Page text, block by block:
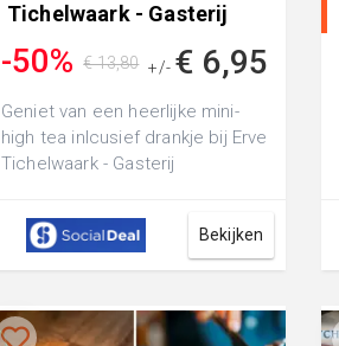
Tichelwaark - Gasterij
-50% +/- € 6,95
€ 13,80
Geniet van een heerlijke mini-
high tea inlcusief drankje bij Erve
Tichelwaark - Gasterij
wandelb...
Bekijken